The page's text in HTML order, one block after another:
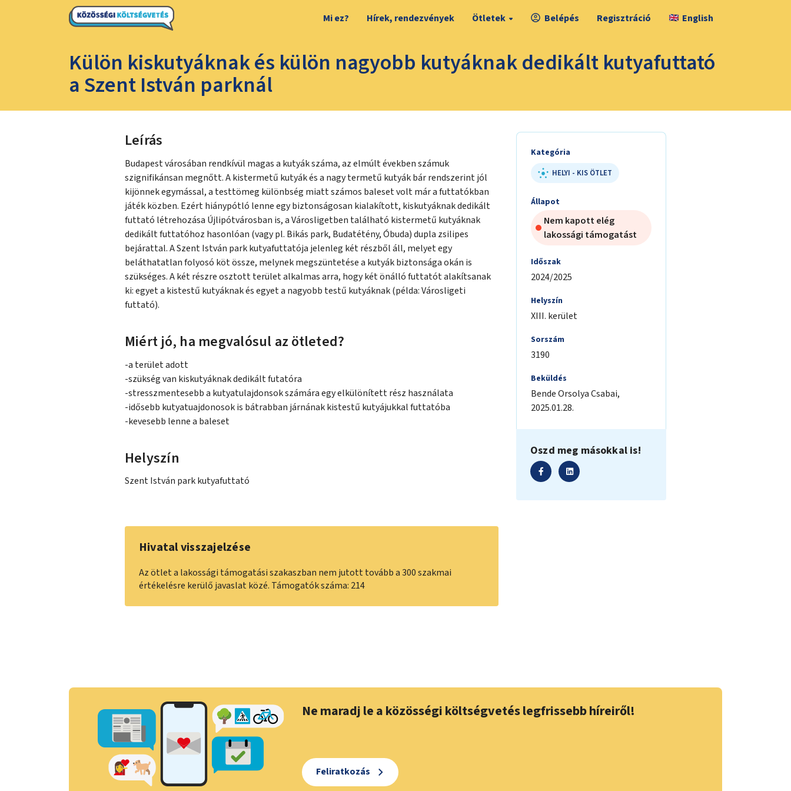
Mi ez? Hírek, rendezvények Ötletek Belépés Regisztráció English
Külön kiskutyáknak és külön nagyobb kutyáknak dedikált kutyafuttató
a Szent István parknál
Leírás
Budapest városában rendkívül magas a kutyák száma, az elmúlt években számuk
szignifikánsan megnőtt. A kistermetű kutyák és a nagy termetű kutyák bár rendszerint jól
kijönnek egymással, a testtömeg különbség miatt számos baleset volt már a futtatókban
játék közben. Ezért hiánypótló lenne egy biztonságosan kialakított, kiskutyáknak dedikált
futtató létrehozása Újlipótvárosban is, a Városligetben található kistermetű kutyáknak
dedikált futtatóhoz hasonlóan (vagy pl. Bikás park, Budatétény, Óbuda) dupla zsilipes
bejárattal. A Szent István park kutyafuttatója jelenleg két részből áll, melyet egy
beláthatatlan folyosó köt össze, melynek megszüntetése a kutyák biztonsága okán is
szükséges. A két részre osztott terület alkalmas arra, hogy két önálló futtatót alakítsanak
ki: egyet a kistestű kutyáknak és egyet a nagyobb testű kutyáknak (példa: Városligeti
futtató).
Miért jó, ha megvalósul az ötleted?
-a terület adott
-szükség van kiskutyáknak dedikált futatóra
-stresszmentesebb a kutyatulajdonsok számára egy elkülönített rész használata
-idősebb kutyatuajdonosok is bátrabban járnának kistestű kutyájukkal futtatóba
-kevesebb lenne a baleset
Helyszín
Szent István park kutyafuttató
Hivatal visszajelzése
Az ötlet a lakossági támogatási szakaszban nem jutott tovább a 300 szakmai
értékelésre kerülő javaslat közé. Támogatók száma: 214
Kategória
HELYI - KIS ÖTLET
Állapot
Nem kapott elég
lakossági támogatást
Időszak
2024/2025
Helyszín
XIII. kerület
Sorszám
3190
Beküldés
Bende OrsolyaCsabai,
2025.01.28.
Oszd meg másokkal is!
Ne maradj le a közösségi költségvetés legfrissebb híreiről!
Feliratkozás